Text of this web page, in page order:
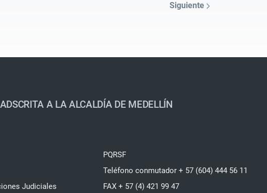
Siguiente
A LA ALCALDÍA DE MEDELLÍN
Judiciales
PQRSF
Teléfono conmutador + 57 (604) 444 56 11
FAX + 57 (4) 421 99 47